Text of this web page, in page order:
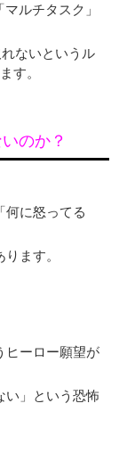
ルチタスク」
ないというル
す。
のか？
何に怒ってる
ます。
ヒーロー願望が
い」という恐怖